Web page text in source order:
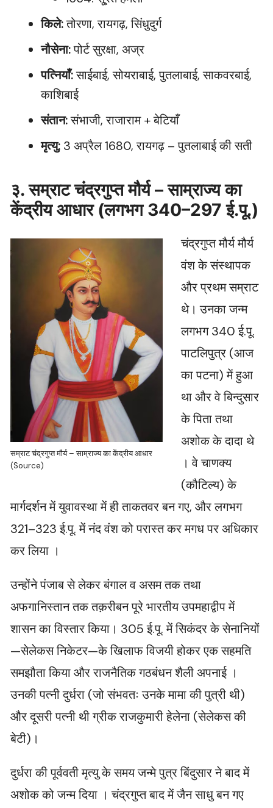
किले:तोरणा, रायगढ़, सिंधुदुर्ग
नौसेना:पोर्ट सुरक्षा, अज्र
पत्नियाँ:साईबाई, सोयराबाई, पुतलाबाई, साकवरबाई,
काशिबाई
संतान:संभाजी, राजाराम + बेटियाँ
मृत्यु: 3 अप्रैल 1680, रायगढ़ – पुतलाबाई की सती
३. सम्राट चंद्रगुप्त मौर्य – साम्राज्य का
केंद्रीय आधार (लगभग 340–297 ई.पू.)
सम्राट चंद्रगुप्त मौर्य – साम्राज्य का केंद्रीय आधार
(Source)
चंद्रगुप्त मौर्य मौर्य
वंश के संस्थापक
और प्रथम सम्राट
थे। उनका जन्म
लगभग 340 ई.पू.
पाटलिपुत्र (आज
का पटना) में हुआ
था और वे बिन्दुसार
के पिता तथा
अशोक के दादा थे
। वे चाणक्य
(कौटिल्य) के
मार्गदर्शन में युवावस्था में ही ताकतवर बन गए, और लगभग
321–323 ई.पू. में नंद वंश को परास्त कर मगध पर अधिकार
कर लिया ।
उन्होंने पंजाब से लेकर बंगाल व असम तक तथा
अफगानिस्तान तक तक़रीबन पूरे भारतीय उपमहाद्वीप में
शासन का विस्तार किया। 305 ई.पू. में सिकंदर के सेनानियों
—सेलेकस निकेटर—के खिलाफ विजयी होकर एक सहमति
समझौता किया और राजनैतिक गठबंधन शैली अपनाई ।
उनकी पत्नी दुर्धरा (जो संभवतः उनके मामा की पुत्री थी)
और दूसरी पत्नी थी ग्रीक राजकुमारी हेलेना (सेलेकस की
बेटी)।
दुर्धरा की पूर्ववती मृत्यु के समय जन्मे पुत्र बिंदुसार ने बाद में
अशोक को जन्म दिया । चंद्रगुप्त बाद में जैन साधु बन गए